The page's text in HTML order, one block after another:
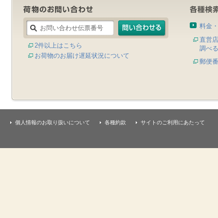
2件以上はこちら
お荷物のお届け遅延状況について
料金
直営
調べる
郵便
個人情報のお取り扱いについて 各種約款 サイトのご利用にあたって